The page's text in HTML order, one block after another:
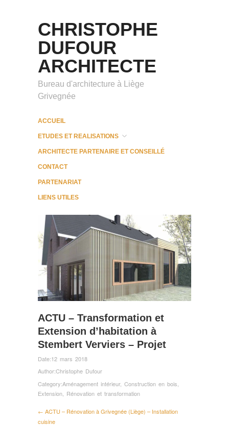
CHRISTOPHE
DUFOUR
ARCHITECTE
Bureau d'architecture à Liège
Grivegnée
ACCUEIL
ETUDES ET REALISATIONS
ARCHITECTE PARTENAIRE ET CONSEILLÉ
CONTACT
PARTENARIAT
LIENS UTILES
ACTU – Transformation et
Extension d’habitation à
Stembert Verviers – Projet
Date:12 mars 2018
Author:Christophe Dufour
Category:Aménagement intérieur, Construction en bois
Extension Rénovation et transformation
← ACTU – Rénovation à Grivegnée (Liège) – Installation
cuisine